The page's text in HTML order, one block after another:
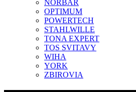
NORBAR
OPTIMUM
POWERTECH
STAHLWILLE
TONA EXPERT
TOS SVITAVY
WIHA
YORK
ZBIROVIA